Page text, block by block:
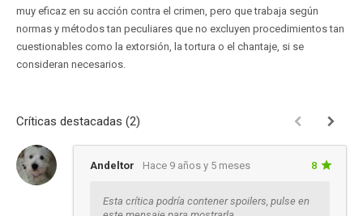
muy eficaz en su acción contra el crimen, pero que trabaja según
normas y métodos tan peculiares que no excluyen procedimientos tan
cuestionables como la extorsión, la tortura o el chantaje, si se
consideran necesarios.
Críticas destacadas (2)
Andeltor Hace 9 años y 5 meses 8
Esta crítica podría contener spoilers, pulse en